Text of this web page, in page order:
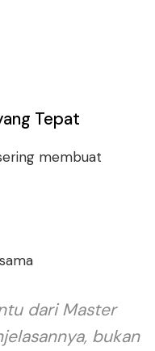
Tepat
membuat
dari Master
bukan